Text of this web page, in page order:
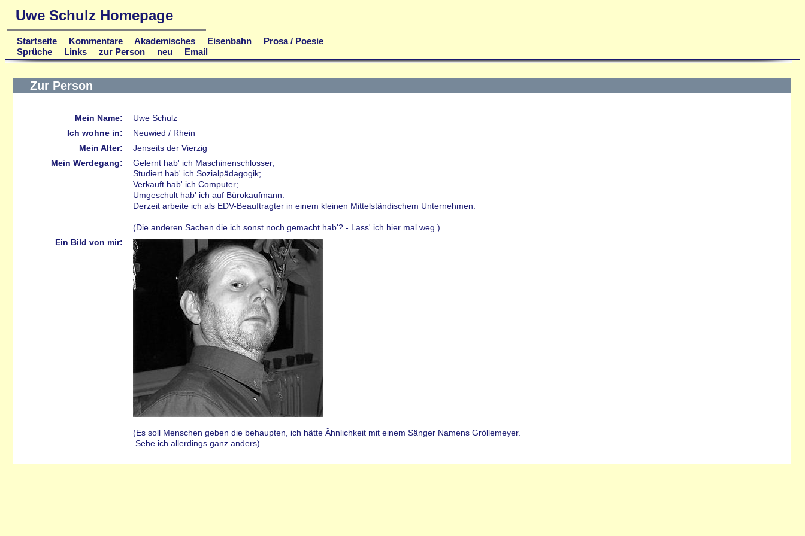
Uwe Schulz Homepage
Startseite Kommentare Akademisches Eisenbahn
Prosa / Poesie
Sprüche
Links zur Person neu Email
Zur Person
Mein Name:
Uwe Schulz
Ich wohne in:
Neuwied / Rhein
Mein Alter:
Jenseits der Vierzig
Mein Werdegang:
Gelernt hab' ich Maschinenschlosser;
Studiert hab' ich Sozialpädagogik;
Verkauft hab' ich Computer;
Umgeschult hab' ich auf Bürokaufmann.
Derzeit arbeite ich als EDV-Beauftragter in einem kleinen Mittelständischem Unternehmen.
(Die anderen Sachen die ich sonst noch gemacht hab'? - Lass' ich hier mal weg.)
Ein Bild von mir:
(Es soll Menschen geben die behaupten, ich hätte Ähnlichkeit mit einem Sänger Namens Gröllemeyer.
Sehe ich allerdings ganz anders)